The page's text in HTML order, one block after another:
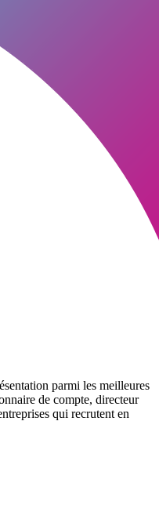
parmi les meilleures
de compte, directeur
qui recrutent en